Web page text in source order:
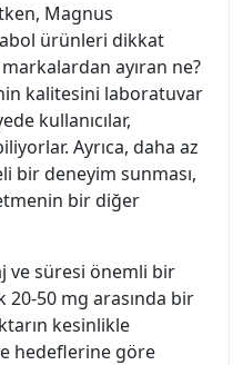
Magnus
ürünleri dikkat
ayıran ne?
kalitesini laboratuvar
kullanıcılar,
Ayrıca, daha az
bir deneyim sunması,
bir diğer
ve süresi önemli bir
50 mg arasında bir
kesinlikle
hedeflerine göre